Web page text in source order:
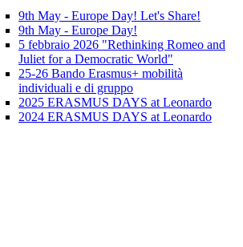
9th May - Europe Day! Let's Share!
9th May - Europe Day!
5 febbraio 2026 "Rethinking Romeo and
Juliet for a Democratic World"
25-26 Bando Erasmus+ mobilità
individuali e di gruppo
2025 ERASMUS DAYS at Leonardo
2024 ERASMUS DAYS at Leonardo